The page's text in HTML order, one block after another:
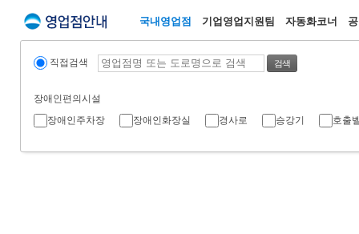
국내영업점 기업영업지원팀 자동화코너
직접검색 검색
장애인편의시설
장애인주차장
장애인화장실 경사로 승강기 호출